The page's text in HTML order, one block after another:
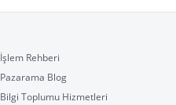
İşlem Rehberi
Pazarama Blog
Bilgi Toplumu Hizmetleri